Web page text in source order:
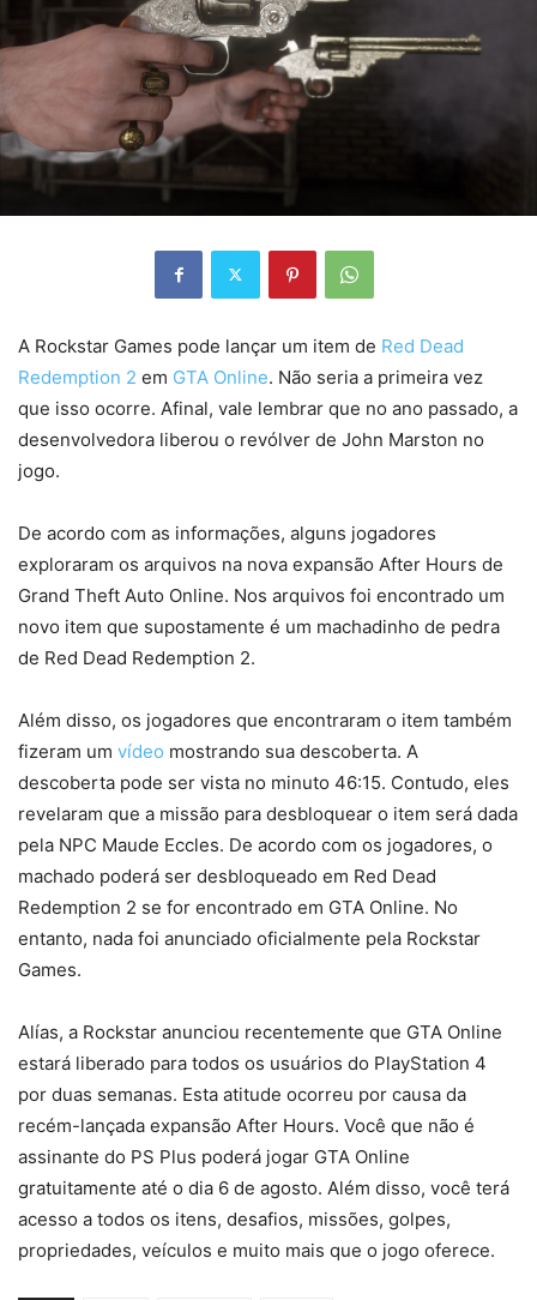
A Rockstar Games pode lançar um item de Red Dead
Redemption 2 em GTA Online. Não seria a primeira vez
que isso ocorre. Afinal, vale lembrar que no ano passado, a
desenvolvedora liberou o revólver de John Marston no
jogo.
De acordo com as informações, alguns jogadores
exploraram os arquivos na nova expansão After Hours de
Grand Theft Auto Online. Nos arquivos foi encontrado um
novo item que supostamente é um machadinho de pedra
de Red Dead Redemption 2.
Além disso, os jogadores que encontraram o item também
fizeram um vídeo mostrando sua descoberta. A
descoberta pode ser vista no minuto 46:15. Contudo, eles
revelaram que a missão para desbloquear o item será dada
pela NPC Maude Eccles. De acordo com os jogadores, o
machado poderá ser desbloqueado em Red Dead
Redemption 2 se for encontrado em GTA Online. No
entanto, nada foi anunciado oficialmente pela Rockstar
Games.
Alías, a Rockstar anunciou recentemente que GTA Online
estará liberado para todos os usuários do PlayStation 4
por duas semanas. Esta atitude ocorreu por causa da
recém-lançada expansão After Hours. Você que não é
assinante do PS Plus poderá jogar GTA Online
gratuitamente até o dia 6 de agosto. Além disso, você terá
acesso a todos os itens, desafios, missões, golpes,
propriedades, veículos e muito mais que o jogo oferece.